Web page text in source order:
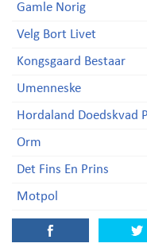
Gamle Norig
Velg Bort Livet
Kongsgaard Bestaar
Umenneske
Hordaland Doedskvad
Orm
Det Fins En Prins
Motpol